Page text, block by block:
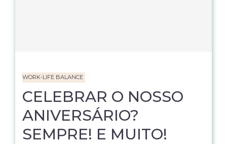
WORK-LIFE BALANCE
CELEBRAR O NOSSO
ANIVERSÁRIO?
SEMPRE! E MUITO!